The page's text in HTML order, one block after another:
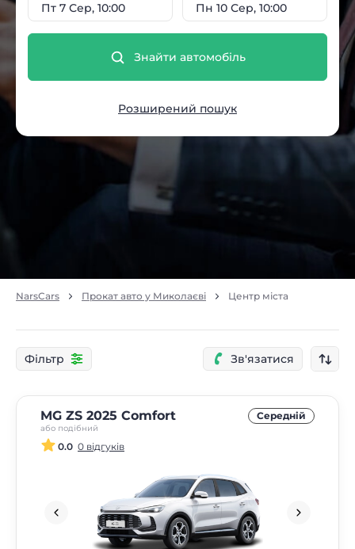
Пт 7 Сер, 10:00 Пн 10 Сер, 10:00
Знайти автомобіль
Розширений пошук
NarsCars Прокат авто у Миколаєві Центр міста
Фільтр Зв'язатися
MG ZS 2025 Comfort
або подібний
Середнiй
0.0 0 відгуків